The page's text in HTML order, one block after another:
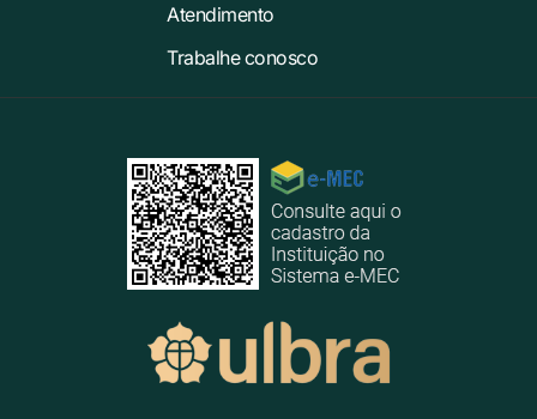
Atendimento
Trabalhe conosco